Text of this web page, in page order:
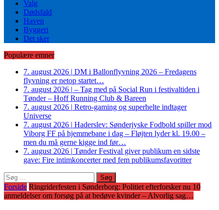
Valg
Dødsfald
Haven
Byggeri
Det sker
Populære emner
7. august 2026 | DM i Ballonflyvning 2026 – Fredagens
flyvning er netop startet…
7. august 2026 | – Tag med på Social Run i festivaltiden i
Tønder – Hoff Running Club & Bareen
7. august 2026 | Retro-gaming og superhelte indtager
Universe
7. august 2026 | Haderslev: Sønderjyske Fodbold spiller mod
Viborg FF på hjemmebane i dag – Fløjten lyder kl. 19.00 –
men du må gerne kigge ind før…
7. august 2026 | Tønder Festival giver publikum en sidste
gave: Fire intimkoncerter med fem publikumsfavoritter
Søg
efter:
Forside Ringriderfesten i Sønderborg: Politiet efterforsker nu 10
anmeldelser om forsøg på at bedøve kvinder – Alvorlig sag…